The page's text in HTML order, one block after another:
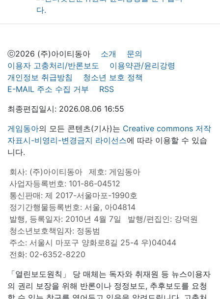
ⓒ2026 (주)아이티동아 소개
문의
이용자 고충처리/반론보도
이용약관/윤리강령
개인정보 취급방침
청소년 보호 정책
E-MAIL 주소 수집 거부
RSS
최종편집일시: 2026.08.06 16:55
게임동아의 모든 콘텐츠(기사)는 Creative commons 저작
자표시-비영리-변경금지 라이선스에 따라 이용할 수 있습
니다.
회사: (주)아이티동아
제호: 게임동아
사업자등록번호: 101-86-04512
통신판매: 제 2017-서울마포-1990호
정기간행물등록번호: 서울, 아04814
발행, 등록일자: 2010년 4월 7일
발행/편집인: 강덕원
청소년보호책임자: 정동범
주소: 서울시 마포구 양화로8길 25-4 우)04044
전화: 02-6352-8220
「열린보도원칙」 당 매체는 독자와 취재원 등 뉴스이용자
의 권리 보장을 위해 반론이나 정정보도, 추후보도를 요청